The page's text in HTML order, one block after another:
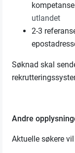
kompetanse
utlandet
2-3
Søknad skal
Andre
Aktuelle søkere